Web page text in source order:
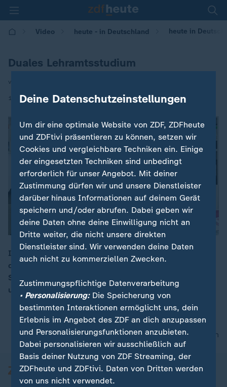
Video heute - in Deutschland heute in
Duales Lehramtsstudium
von Annette Pöschel
14.10.2024 | 14:00
In Sachsen-Anhalt wird in einem neuen Projekt ein
duales Lehramtsstudium angeboten. Damit sollen
Studenten direkt Praxiserfahrungen sammeln können
und an die Region gebunden werden.
nach oben
Deine Datenschutzeinstellungen
Um dir eine optimale Website von ZDF, ZDFheute
und ZDFtivi präsentieren zu können, setzen wir
Cookies und vergleichbare Techniken ein. Einige
der eingesetzten Techniken sind unbedingt
erforderlich für unser Angebot. Mit deiner
Zustimmung dürfen wir und unsere Dienstleister
darüber hinaus Informationen auf deinem Gerät
speichern und/oder abrufen. Dabei geben wir
deine Daten ohne deine Einwilligung nicht an
Dritte weiter, die nicht unsere direkten
Dienstleister sind. Wir verwenden deine Daten
auch nicht zu kommerziellen Zwecken.
Zustimmungspflichtige Datenverarbeitung
• Personalisierung:Die Speicherung von
bestimmten Interaktionen ermöglicht uns, dein
Erlebnis im Angebot des ZDF an dich anzupassen
und Personalisierungsfunktionen anzubieten.
Dabei personalisieren wir ausschließlich auf
Basis deiner Nutzung von ZDF Streaming, der
ZDFheute und ZDFtivi. Daten von Dritten werden
von uns nicht verwendet.